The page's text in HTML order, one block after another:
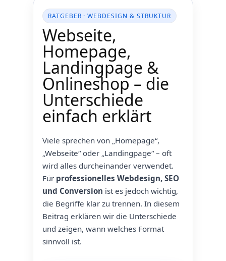
RATGEBER · WEBDESIGN & STRUKTUR
Webseite,
Homepage,
Landingpage &
Onlineshop – die
Unterschiede
einfach erklärt
Viele sprechen von „Homepage“,
„Webseite“ oder „Landingpage“ – oft
wird alles durcheinander verwendet.
Für professionelles Webdesign, SEO
und Conversion ist es jedoch wichtig,
die Begriffe klar zu trennen. In diesem
Beitrag erklären wir die Unterschiede
und zeigen, wann welches Format
sinnvoll ist.